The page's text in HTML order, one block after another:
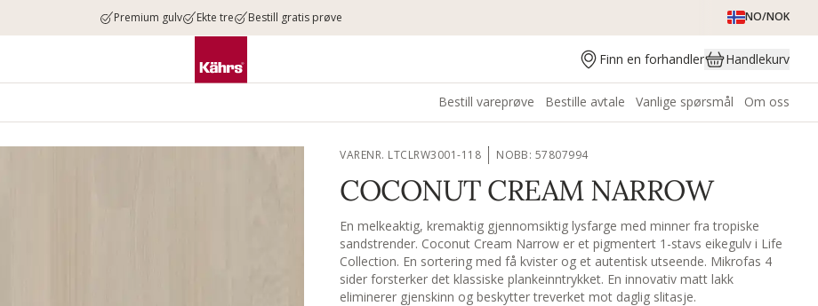
Premium gulv Ekte tre Bestill gratis prøve NO/NOK
Finn en forhandler Handlekurv
Bestill vareprøve Bestille avtale Vanlige spørsmål Om oss
VARENR. LTCLRW3001-118 NOBB: 57807994
COCONUT CREAM NARROW
En melkeaktig, kremaktig gjennomsiktig lysfarge med minner fra tropiske
sandstrender. Coconut Cream Narrow er et pigmentert 1-stavs eikegulv i Life
Collection. En sortering med få kvister og et autentisk utseende. Mikrofas 4
sider forsterker det klassiske plankeinntrykket. En innovativ matt lakk
eliminerer gjenskinn og beskytter treverket mot daglig slitasje.